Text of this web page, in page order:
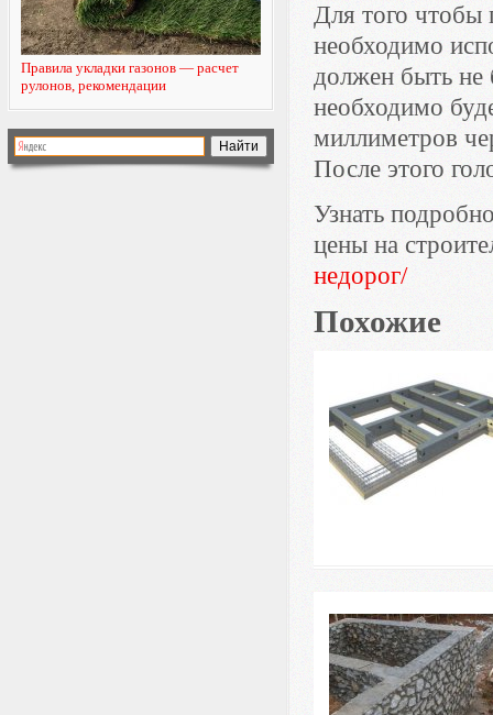
Правила укладки газонов — расчет
рулонов, рекомендации
Для того чтобы
необходимо
должен быть не
необходимо
миллиметров
После этого
Узнать
цены на
недорог/
Похожие